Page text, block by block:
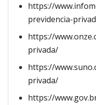
https://
previdencia-
https://
privada/
https://
privada/
https://